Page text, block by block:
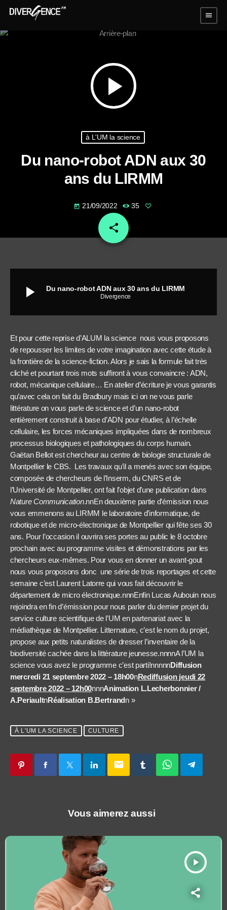
menu
play_arrow
à L'UM la science
Du nano-robot ADN aux 30
ans du LIRMM
today 21/09/2022 35
share
email
play_arrow Du nano-robot ADN aux 30 ans du LIRMM
Divergence
Et pour cette reprise d’ALUM la science nous vous proposons
de repousser les limites de votre imagination avec cette étude à
la frontière de la science-fiction. Alors je sais la formule fait très
cliché et pourtant trois mots suffiront à vous convaincre : ADN,
robot, mécanique cellulaire… En atelier d’écriture je vous garantis
qu’avec cela on fait du Bradbury mais ici on ne vous parle
littérature on vous parle de science et d’un nano-robot
entièrement construit à base d’ADN pour étudier, à l’échelle
cellulaire, les forces mécaniques impliquées dans de nombreux
processus biologiques et pathologiques du corps humain.
Gaëtan Bellot est chercheur au centre de biologie structurale de
Montpellier le CBS. Les travaux qu’il a menés avec son équipe,
composée de chercheurs de l’Inserm, du CNRS et de
l’Université de Montpellier, ont fait l’objet d’une publication dans
Nature Communication.nnEn deuxième partie d’émission nous
vous emmenons au LIRMM le laboratoire d’informatique, de
robotique et de micro-électronique de Montpellier qui fête ses 30
ans. Pour l’occasion il ouvrira ses portes au public le 8 octobre
prochain avec au programme visites et démonstrations par les
chercheurs eux-mêmes. Pour vous en donner un avant-gout
nous vous proposons donc une série de trois reportages et cette
semaine c’est Laurent Latorre qui vous fait découvrir le
département de micro électronique.nnnEnfin Lucas Aubouin nous
rejoindra en fin d’émission pour nous parler du dernier projet du
service culture scientifique de l’UM en partenariat avec la
médiathèque de Montpellier. Litternature, c’est le nom du projet,
propose aux petits naturalistes de dresser l’inventaire de la
biodiversité cachée dans la littérature jeunesse.nnnnA l’UM la
science vous avez le programme c’est parti!nnnnnDiffusion
mercredi 21 septembre 2022 – 18h00nRediffusion jeudi 22
septembre 2022 – 12h00nnnAnimation L.Lecherbonnier /
A.PeriaultnRéalisation B.Bertrandn »
À L'UM LA SCIENCE CULTURE
email
Vous aimerez aussi
play_arrow